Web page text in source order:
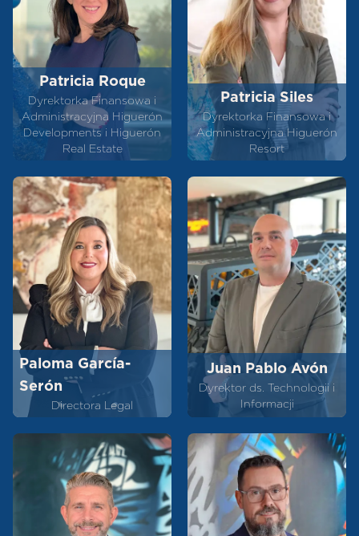
Patricia Roque
Dyrektorka Finansowa i
Administracyjna Higuerón
Developments i Higuerón
Real Estate
Patricia Siles
Dyrektorka Finansowa i
Administracyjna Higuerón
Resort
Paloma García-
Serón
Directora Legal
Juan Pablo Avón
Dyrektor ds. Technologii i
Informacji